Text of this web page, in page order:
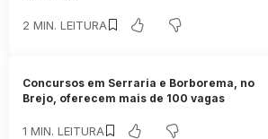
2 MIN. LEITURA
Concursos em Serraria e Borborema, no
Brejo, oferecem mais de 100 vagas
1 MIN. LEITURA